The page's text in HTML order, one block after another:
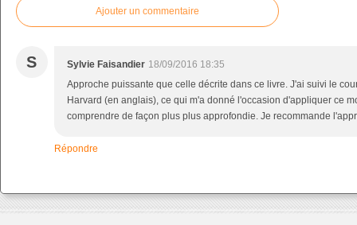
Ajouter un commentaire
S Sylvie Faisandier 18/09/2016 18:35
Approche puissante que celle décrite dans ce livre. J'ai suivi le
Harvard (en anglais), ce qui m'a donné l'occasion d'appliquer ce
comprendre de façon plus plus approfondie. Je recommande
Répondre